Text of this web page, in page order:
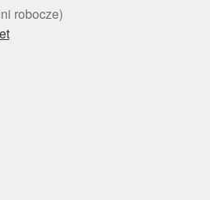
robocze)